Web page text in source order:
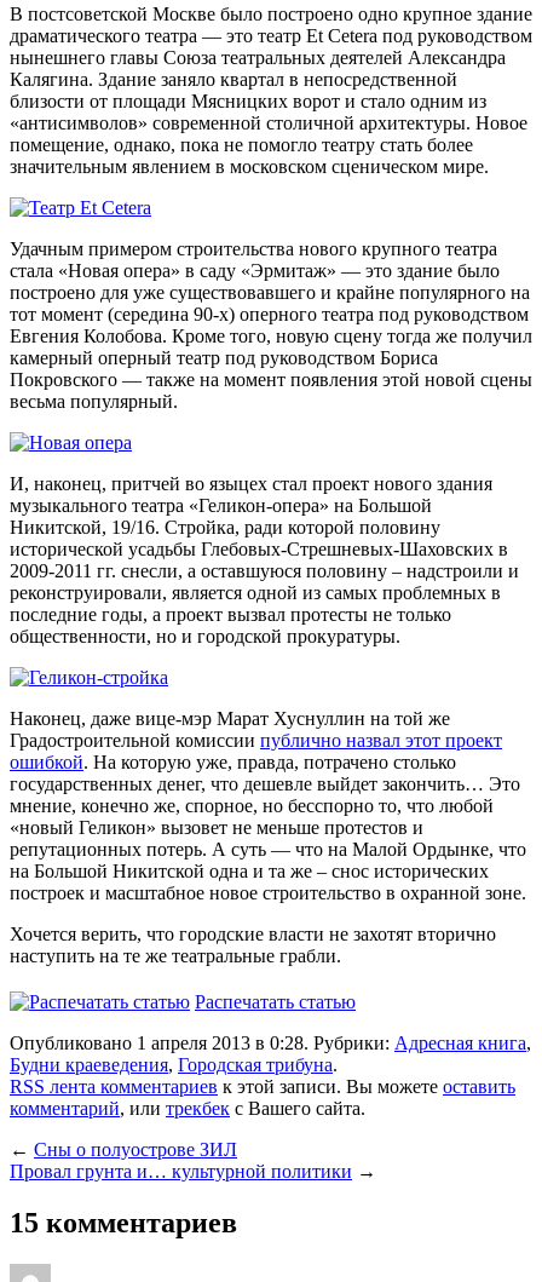
В постсоветской Москве было построено одно крупное здание
драматического театра — это театр Et Cetera под руководством
нынешнего главы Союза театральных деятелей Александра
Калягина. Здание заняло квартал в непосредственной
близости от площади Мясницких ворот и стало одним из
«антисимволов» современной столичной архитектуры. Новое
помещение, однако, пока не помогло театру стать более
значительным явлением в московском сценическом мире.
Удачным примером строительства нового крупного театра
стала «Новая опера» в саду «Эрмитаж» — это здание было
построено для уже существовавшего и крайне популярного на
тот момент (середина 90-х) оперного театра под руководством
Евгения Колобова. Кроме того, новую сцену тогда же получил
камерный оперный театр под руководством Бориса
Покровского — также на момент появления этой новой сцены
весьма популярный.
И, наконец, притчей во языцех стал проект нового здания
музыкального театра «Геликон-опера» на Большой
Никитской, 19/16. Стройка, ради которой половину
исторической усадьбы Глебовых-Стрешневых-Шаховских в
2009-2011 гг. снесли, а оставшуюся половину – надстроили и
реконструировали, является одной из самых проблемных в
последние годы, а проект вызвал протесты не только
общественности, но и городской прокуратуры.
Наконец, даже вице-мэр Марат Хуснуллин на той же
Градостроительной комиссии публично назвал этот проект
ошибкой. На которую уже, правда, потрачено столько
государственных денег, что дешевле выйдет закончить… Это
мнение, конечно же, спорное, но бесспорно то, что любой
«новый Геликон» вызовет не меньше протестов и
репутационных потерь. А суть — что на Малой Ордынке, что
на Большой Никитской одна и та же – снос исторических
построек и масштабное новое строительство в охранной зоне.
Хочется верить, что городские власти не захотят вторично
наступить на те же театральные грабли.
Распечатать статью
Опубликовано 1 апреля 2013 в 0:28. Рубрики: Адресная книга,
Будни краеведения, Городская трибуна.
RSS лента комментариев к этой записи. Вы можете оставить
комментарий, или трекбек с Вашего сайта.
← Сны о полуострове ЗИЛ
Провал грунта и… культурной политики →
15 комментариев